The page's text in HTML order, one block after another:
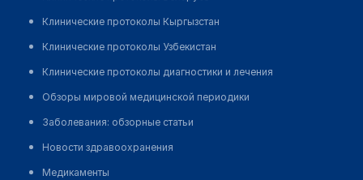
Клинические протоколы Кыргызстан
Клинические протоколы Узбекистан
Клинические протоколы диагностики и лечения
Обзоры мировой медицинской периодики
Заболевания: обзорные статьи
Новости здравоохранения
Медикаменты